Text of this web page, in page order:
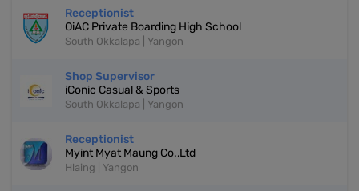
Receptionist
OiAC Private Boarding High School
South Okkalapa | Yangon
Shop Supervisor
iConic Casual & Sports
South Okkalapa | Yangon
Receptionist
Myint Myat Maung Co.,Ltd
Hlaing | Yangon